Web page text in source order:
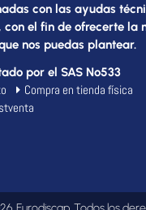
con las ayudas
el fin de ofrecerte la
nos puedas plantear.
por el SAS Nº533
Compra en tienda física